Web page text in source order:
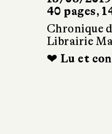
40 pages,
Chronique
Librairie
❤ Lu et